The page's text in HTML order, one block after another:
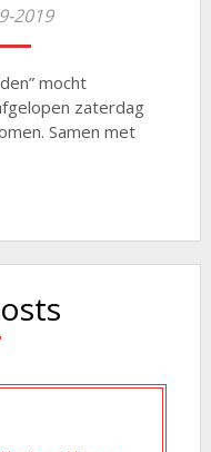
2019
mocht
zaterdag
Samen met